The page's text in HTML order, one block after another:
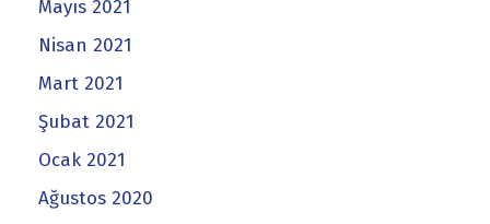
Mayıs 2021
Nisan 2021
Mart 2021
Şubat 2021
Ocak 2021
Ağustos 2020